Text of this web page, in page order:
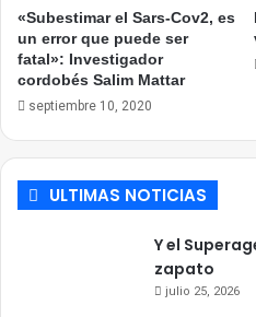
«Subestimar el Sars-Cov2, es
un error que puede ser
fatal»: Investigador
cordobés Salim Mattar
septiembre 10, 2020
ULTIMAS NOTICIAS
Y el
zapato
julio 25, 2026